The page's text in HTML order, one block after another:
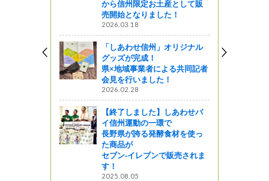
から信州限定お土産として販
売開始となりました！
2026.03.18
「しあわせ信州」オリジナル
グッズが完成！
県×地域事業者による共同記者
会見を行いました！
2026.02.28
【終了しました】しあわせバ
イ信州運動の一環で
長野県が誇る発酵食材を使っ
た商品が
セブン‐イレブンで販売されま
す！
2025.08.05